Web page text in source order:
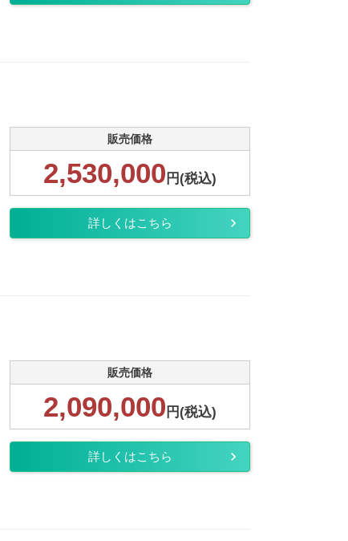
販売価格
2,530,000 円(税込)
詳しくはこちら
販売価格
2,090,000 円(税込)
詳しくはこちら